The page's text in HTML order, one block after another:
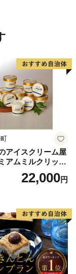
アイスクリーム屋
アムミルクリッチ
01）（ 北海道アイ
産アイス アイス ア
道産アイスクリ
詰合せ 詰め合わ
納税 ）
22,000円